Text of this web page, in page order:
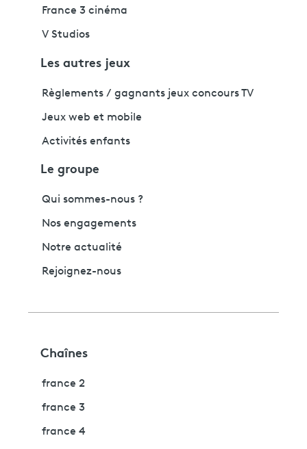
France 3 cinéma
V Studios
Les autres jeux
Règlements / gagnants jeux concours TV
Jeux web et mobile
Activités enfants
Le groupe
Qui sommes-nous ?
Nos engagements
Notre actualité
Rejoignez-nous
Chaînes
france 2
france 3
france 4